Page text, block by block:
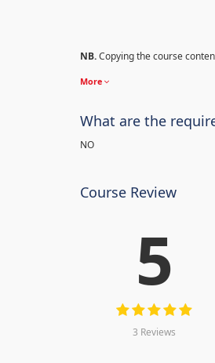
NB.Copying the course
More
What are the
NO
Course Review
5
3 Reviews